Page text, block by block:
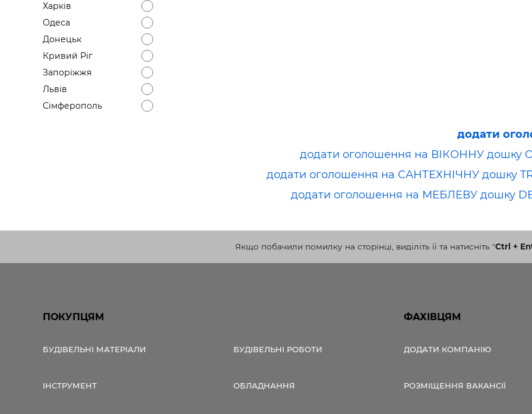
Харків
Одеса
Донецьк
Кривий Ріг
Запоріжжя
Львів
Сімферополь
додати
додати оголошення на ВІКОННУ дошку
додати оголошення на САНТЕХНІЧНУ дошку
додати оголошення на МЕБЛЕВУ дошку
Якщо побачили помилку на сторінці, виділіть її та натисніть "Ctrl +
ПОКУПЦЯМ
БУДІВЕЛЬНІ МАТЕРІАЛИ БУДІВЕЛЬНІ РОБОТИ
ІНСТРУМЕНТ ОБЛАДНАННЯ
ФАХІВЦЯМ
ДОДАТИ КОМПАНІЮ
РОЗМІЩЕННЯ ВАКАНСІЇ